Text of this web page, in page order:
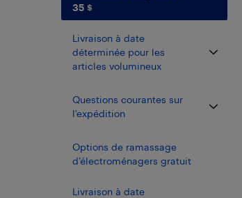
35 $
Livraison à date
déterminée pour les
articles volumineux
Questions courantes sur
l'expédition
Options de ramassage
d’électroménagers gratuit
Livraison à date